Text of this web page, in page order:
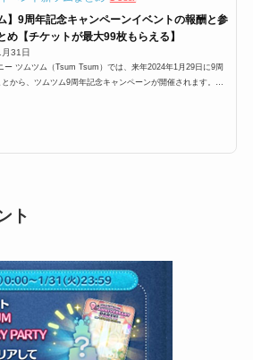
】9周年記念キャンペーンイベントの報酬と参
め【チケットが最大99枚もらえる】
31日
ー ツムツム（Tsum Tsum）では、来年2024年1月29日に9周
から、ツムツム9周年記念キャンペーンが開催されます。こ
ト